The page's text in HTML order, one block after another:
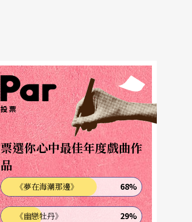
投票
票選你心中最佳年度戲曲作
品
《夢在海潮那邊》 68%
《幽戀牡丹》 29%